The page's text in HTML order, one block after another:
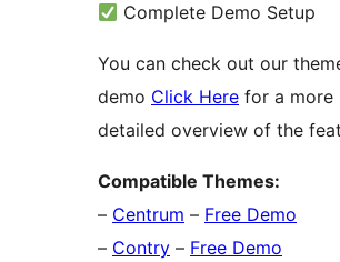
Complete Demo Setup
You can check out our
demo Click Here for a more
detailed overview of the
Compatible Themes:
– Centrum – Free Demo
– Contry – Free Demo